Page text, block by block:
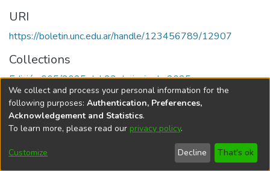
URI
https://boletin.unc.edu.ar/handle/123456789/12907
Collections
Edición 005/2025 del 23 de junio de 2025
Universidad Nacional de Córdoba
We collect and process your personal information for the
following purposes: Authentication, Preferences,
Acknowledgement and Statistics.
To learn more, please read our privacy policy.
Customize Decline That's ok